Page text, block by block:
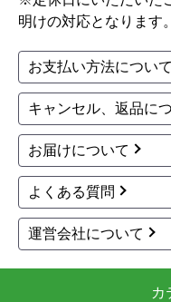
明けの対応となります。
お支払い方法について
キャンセル、返品に
お届けについて
よくある質問
運営会社について
カ